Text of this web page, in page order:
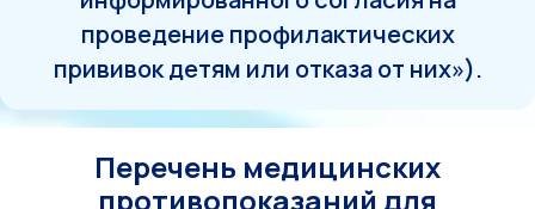
проведение профилактических
прививок детям или отказа от них»).
Перечень медицинских
противопоказаний для